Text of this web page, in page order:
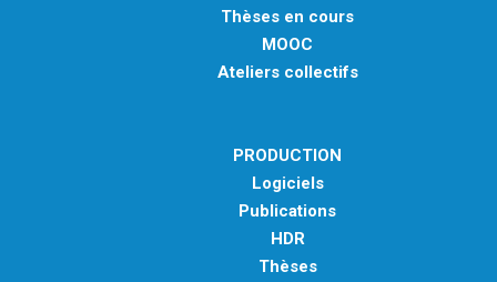
Thèses en cours
MOOC
Ateliers collectifs
PRODUCTION
Logiciels
Publications
HDR
Thèses